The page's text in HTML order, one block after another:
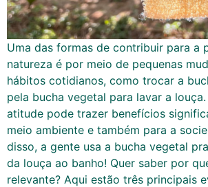
Uma das formas de contribuir para a
natureza é por meio de pequenas
hábitos cotidianos, como trocar a
pela bucha vegetal para lavar a
atitude pode trazer benefícios
meio ambiente e também para a
disso, a gente usa a bucha vegetal
da louça ao banho! Quer saber por
relevante? Aqui estão três principais